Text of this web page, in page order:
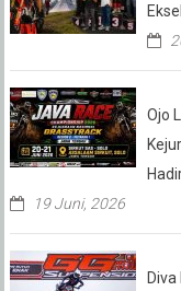
Ojo
19 Juni, 2026